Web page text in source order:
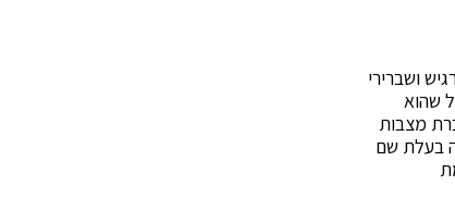
ושברירי
שהוא
מצבות
בעלת שם